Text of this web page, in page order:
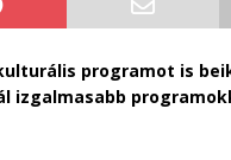
programot is
izgalmasabb